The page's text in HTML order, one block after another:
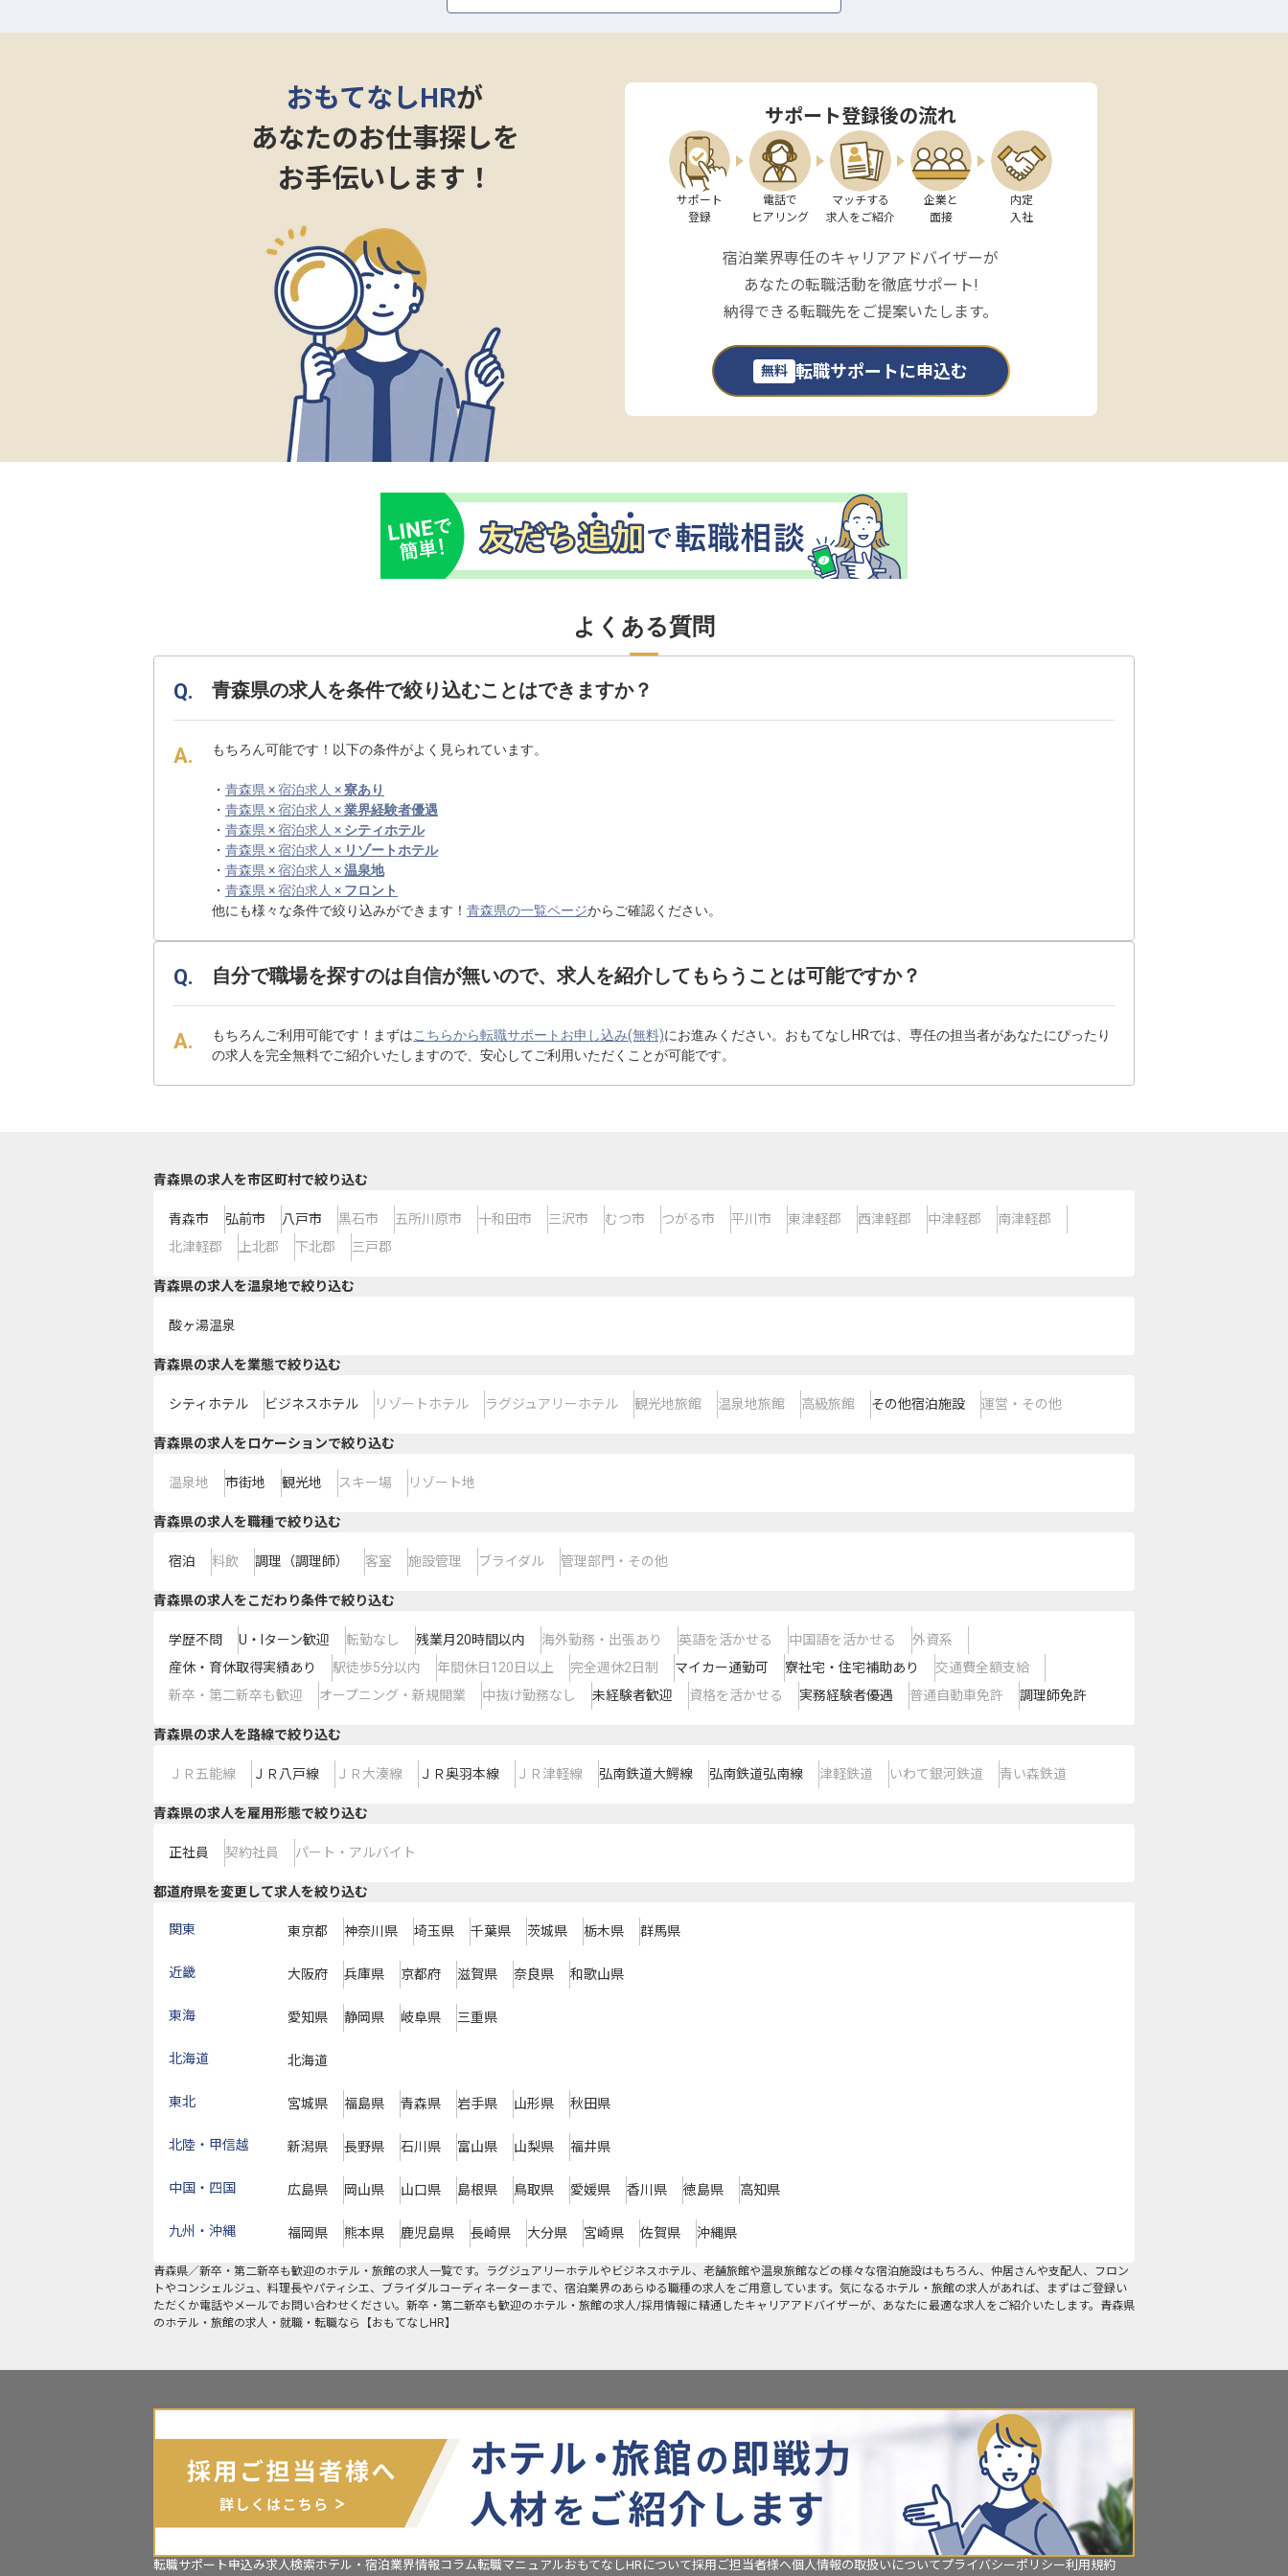
【源泉の湯を街の中心で】
駅チカながら、自家源泉かけ流しの天然温泉が楽しめる当ホテルは、ビジネスや観光など
様々な用途の方に親しまれ、コロナ禍でも高稼働を維持してきました。当社はスタッフの
個性や意見を尊重し、アイデアを積極的に活かしたホテルづくりに力を入れています！
おもてなしHRが
あなたのお仕事探しを
お手伝いします！
サポート登録後の流れ
サポート
登録
電話で
ヒアリング
マッチする
求人をご紹介
企業と
面接
内定
入社
宿泊業界専任のキャリアアドバイザーが
あなたの転職活動を徹底サポート!
納得できる転職先をご提案いたします。
無料 転職サポートに申込む
よくある質問
青森県の求人を条件で絞り込むことはできますか？
もちろん可能です！以下の条件がよく見られています。
・ 青森県 × 宿泊求人 ×寮あり
・ 青森県 × 宿泊求人 ×業界経験者優遇
・ 青森県 × 宿泊求人 × シティホテル
・ 青森県 × 宿泊求人 × リゾートホテル
・ 青森県 × 宿泊求人 ×温泉地
・ 青森県 × 宿泊求人 × フロント
他にも様々な条件で絞り込みができます！ 青森県の一覧ページからご確認ください。
自分で職場を探すのは自信が無いので、求人を紹介してもらうことは可能ですか？
もちろんご利用可能です！まずはこちらから転職サポートお申し込み(無料)にお進みください。おもてなしHRでは、専任の担当者があなたにぴったり
の求人を完全無料でご紹介いたしますので、安心してご利用いただくことが可能です。
青森県の求人を市区町村で絞り込む
青森市 弘前市 八戸市 黒石市 五所川原市 十和田市 三沢市 むつ市 つがる市 平川市 東津軽郡 西津軽郡 中津軽郡
南津軽郡
北津軽郡
上北郡 下北郡 三戸郡
青森県の求人を温泉地で絞り込む
酸ヶ湯温泉
青森県の求人を業態で絞り込む
シティホテル ビジネスホテル リゾートホテル ラグジュアリーホテル 観光地旅館 温泉地旅館 高級旅館 その他宿泊施設 運営・その他
青森県の求人をロケーションで絞り込む
温泉地 市街地 観光地 スキー場 リゾート地
青森県の求人を職種で絞り込む
宿泊 料飲 調理（調理師） 客室 施設管理 ブライダル 管理部門・その他
青森県の求人をこだわり条件で絞り込む
学歴不問 U・Iターン歓迎 転勤なし 残業月20時間以内 海外勤務・出張あり 英語を活かせる 中国語を活かせる
外資系
産休・育休取得実績あり
駅徒歩5分以内 年間休日120日以上 完全週休2日制 マイカー通勤可 寮社宅・住宅補助あり
交通費全額支給
新卒・第二新卒も歓迎
オープニング・新規開業 中抜け勤務なし 未経験者歓迎 資格を活かせる 実務経験者優遇 普通自動車免許 調理師免許
青森県の求人を路線で絞り込む
ＪＲ五能線 ＪＲ八戸線 ＪＲ大湊線 ＪＲ奥羽本線 ＪＲ津軽線 弘南鉄道大鰐線 弘南鉄道弘南線 津軽鉄道 いわて銀河鉄道 青い森鉄道
青森県の求人を雇用形態で絞り込む
正社員 契約社員 パート・アルバイト
都道府県を変更して求人を絞り込む
関東 東京都 神奈川県 埼玉県 千葉県 茨城県 栃木県 群馬県
近畿 大阪府 兵庫県 京都府 滋賀県 奈良県 和歌山県
東海 愛知県 静岡県 岐阜県 三重県
北海道 北海道
東北 宮城県 福島県 青森県 岩手県 山形県 秋田県
北陸・甲信越 新潟県 長野県 石川県 富山県 山梨県 福井県
中国・四国 広島県 岡山県 山口県 島根県 鳥取県 愛媛県 香川県 徳島県 高知県
九州・沖縄 福岡県 熊本県 鹿児島県 長崎県 大分県 宮崎県 佐賀県 沖縄県
青森県／新卒・第二新卒も歓迎のホテル・旅館の求人一覧です。ラグジュアリーホテルやビジネスホテル、老舗旅館や温泉旅館などの様々な宿泊施設はもちろん、仲居さんや支配人、フロン
トやコンシェルジュ、料理長やパティシエ、ブライダルコーディネーターまで、宿泊業界のあらゆる職種の求人をご用意しています。気になるホテル・旅館の求人があれば、まずはご登録い
ただくか電話やメールでお問い合わせください。新卒・第二新卒も歓迎のホテル・旅館の求人/採用情報に精通したキャリアアドバイザーが、あなたに最適な求人をご紹介いたします。青森県
のホテル・旅館の求人・就職・転職なら【おもてなしHR】
転職サポート申込み求人検索ホテル・宿泊業界情報コラム転職マニュアルおもてなしHRについて採用ご担当者様へ個人情報の取扱いについてプライバシーポリシー利用規約